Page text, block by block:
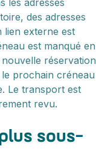
des adresses
lien externe est
est manqué en
réservation
prochain créneau
Le transport est
revu.
sous-